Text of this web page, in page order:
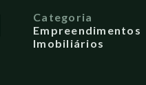
Categoria
Empreendimentos
Imobiliários